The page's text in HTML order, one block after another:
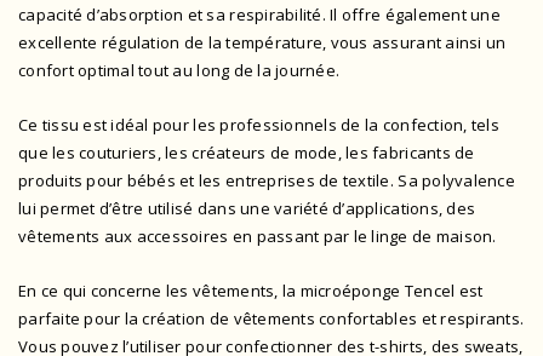
capacité d’absorption et sa respirabilité. Il offre également une
excellente régulation de la température, vous assurant ainsi un
confort optimal tout au long de la journée.
Ce tissu est idéal pour les professionnels de la confection, tels
que les couturiers, les créateurs de mode, les fabricants de
produits pour bébés et les entreprises de textile. Sa polyvalence
lui permet d’être utilisé dans une variété d’applications, des
vêtements aux accessoires en passant par le linge de maison.
En ce qui concerne les vêtements, la microéponge Tencel est
parfaite pour la création de vêtements confortables et respirants.
Vous pouvez l’utiliser pour confectionner des t-shirts, des sweats,